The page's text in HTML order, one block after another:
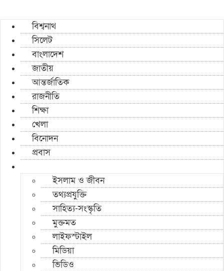
বিশ্বনাথ
সিলেট
বাংলাদেশ
জাতীয়
আন্তর্জাতিক
রাজনীতি
শিক্ষা
খেলা
বিনোদন
প্রবাস
ইসলাম ও জীবন
তথ্যপ্রযুক্তি
সাহিত্য-সংস্কৃতি
মুক্তমত
লাইফস্টাইল
মিডিয়া
ভিডিও